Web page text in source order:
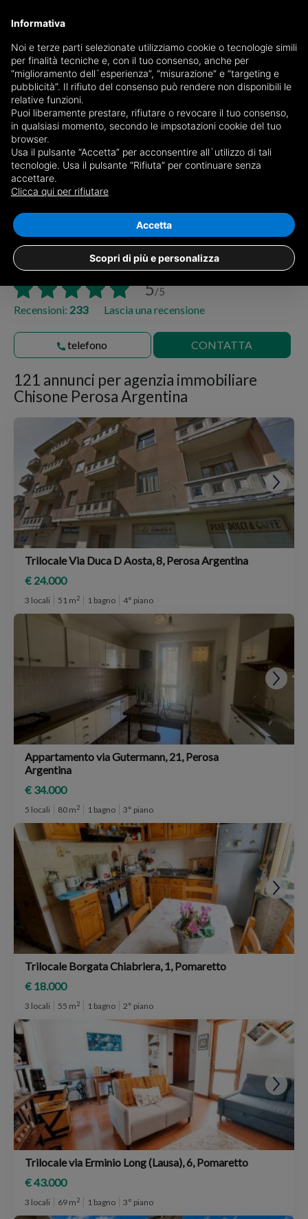
Chisone Perosa Argentina
via Roma 14, 10063, Perosa Argentina (TO)
5/5
Recensioni: 233 Lascia una recensione
telefono CONTATTA
121 annunci peragenzia immobiliare
Chisone Perosa Argentina
Trilocale Via Duca D Aosta, 8, Perosa Argentina
€ 24.000
3 locali 51 m2 1 bagno 4° piano
Appartamento via Gutermann, 21, Perosa
Argentina
€ 34.000
5 locali 80 m2 1 bagno 3° piano
Trilocale Borgata Chiabriera, 1, Pomaretto
€ 18.000
3 locali 55 m2 1 bagno 2° piano
Trilocale via Erminio Long (Lausa), 6, Pomaretto
€ 43.000
3 locali 69 m2 1 bagno 3° piano
Informativa
Noi e terze parti selezionate utilizziamo cookie o tecnologie simili
per finalità tecniche e, con il tuo consenso, anche per
“miglioramento dell`esperienza”, “misurazione” e “targeting e
pubblicità”. Il rifiuto del consenso può rendere non disponibili le
relative funzioni.
Puoi liberamente prestare, rifiutare o revocare il tuo consenso,
in qualsiasi momento, secondo le impsotazioni cookie del tuo
browser.
Usa il pulsante “Accetta” per acconsentire all`utilizzo di tali
tecnologie. Usa il pulsante “Rifiuta” per continuare senza
accettare.
Clicca qui per rifiutare
Scopri di più e personalizza
Accetta